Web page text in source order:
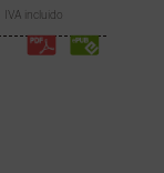
IVA incluido